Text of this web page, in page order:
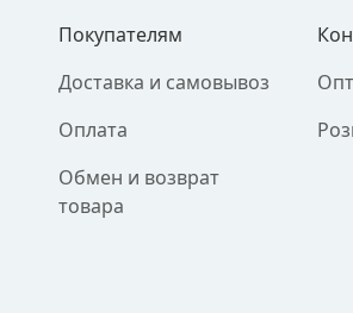
Покупателям
Доставка и самовывоз
Оплата
Обмен и возврат
товара